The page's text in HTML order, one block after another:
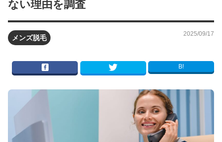
ない理由を調査
メンズ脱毛 2025/09/17
B!